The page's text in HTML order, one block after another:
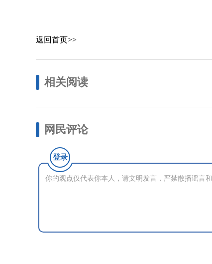
返回首页>>
相关阅读
网民评论
登录